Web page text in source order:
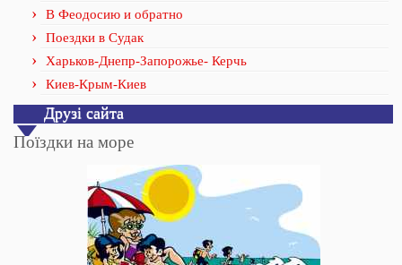
В Феодосию и обратно
Поездки в Судак
Харьков-Днепр-Запорожье- Керчь
Киев-Крым-Киев
Друзі сайта
Поїздки на море